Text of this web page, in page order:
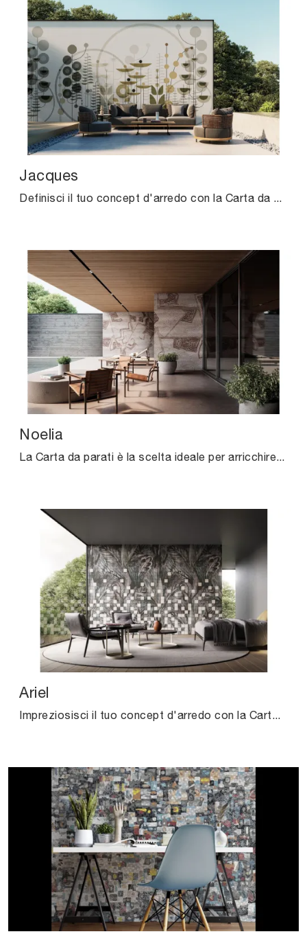
Jacques
Definisci il tuo concept d'arredo con la Carta da parati vinilica: se cerchi una soluzione design, Jacques fa al caso tuo.
Noelia
Ariel
Impreziosisci il tuo concept d'arredo con la Carta da parati vinilica: se cerchi una soluzione design, Ariel fa al caso tuo.